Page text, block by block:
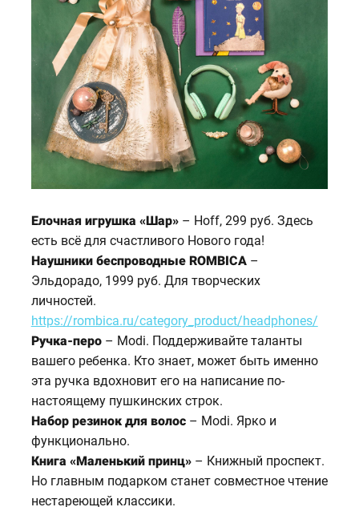
Елочная игрушка «Шар»– Hoff, 299 руб. Здесь
есть всё для счастливого Нового года!
Наушники беспроводные ROMBICA–
Эльдорадо, 1999 руб. Для творческих
личностей.
https://rombica.ru/category_product/headphones/
Ручка-перо– Modi. Поддерживайте таланты
вашего ребенка. Кто знает, может быть именно
эта ручка вдохновит его на написание по-
настоящему пушкинских строк.
Набор резинок для волос– Modi. Ярко и
функционально.
Книга «Маленький принц» – Книжный проспект.
Но главным подарком станет совместное чтение
нестареющей классики.